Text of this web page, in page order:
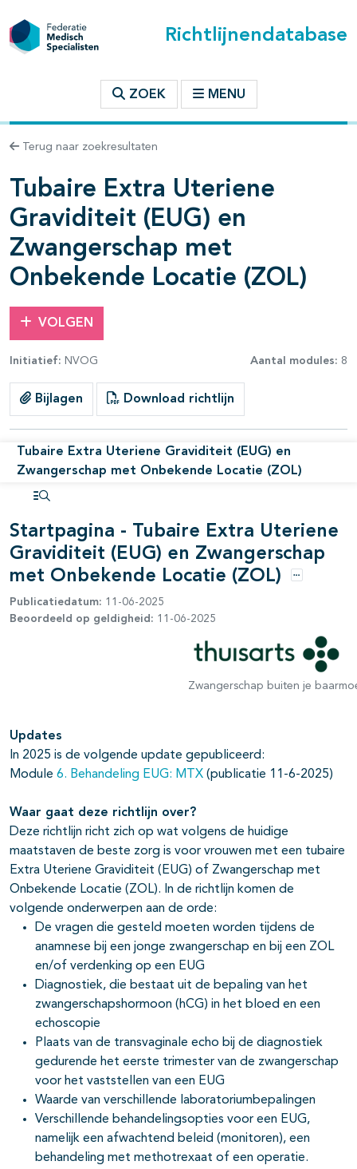
Richtlijnendatabase
ZOEK MENU
Terug naar zoekresultaten
Tubaire Extra Uteriene
Graviditeit (EUG) en
Zwangerschap met
Onbekende Locatie (ZOL)
VOLGEN
Initiatief: NVOG Aantal modules: 8
Bijlagen Download richtlijn
Tubaire Extra Uteriene Graviditeit (EUG) en
Zwangerschap met Onbekende Locatie (ZOL)
binnen deze richtlijn
Startpagina - Tubaire Extra Uteriene
Graviditeit (EUG) en Zwangerschap
met Onbekende Locatie (ZOL)
Opties
Publicatiedatum: 11-06-2025
Beoordeeld op geldigheid: 11-06-2025
Zwangerschap buiten je
Updates
In 2025 is de volgende update gepubliceerd:
Module 6. Behandeling EUG: MTX (publicatie 11-6-2025)
Waar gaat deze richtlijn over?
Deze richtlijn richt zich op wat volgens de huidige
maatstaven de beste zorg is voor vrouwen met een tubaire
Extra Uteriene Graviditeit (EUG) of Zwangerschap met
Onbekende Locatie (ZOL). In de richtlijn komen de
volgende onderwerpen aan de orde:
De vragen die gesteld moeten worden tijdens de
anamnese bij een jonge zwangerschap en bij een ZOL
en/of verdenking op een EUG
Diagnostiek, die bestaat uit de bepaling van het
zwangerschapshormoon (hCG) in het bloed en een
echoscopie
Plaats van de transvaginale echo bij de diagnostiek
gedurende het eerste trimester van de zwangerschap
voor het vaststellen van een EUG
Waarde van verschillende laboratoriumbepalingen
Verschillende behandelingsopties voor een EUG,
namelijk een afwachtend beleid (monitoren), een
behandeling met methotrexaat of een operatie.